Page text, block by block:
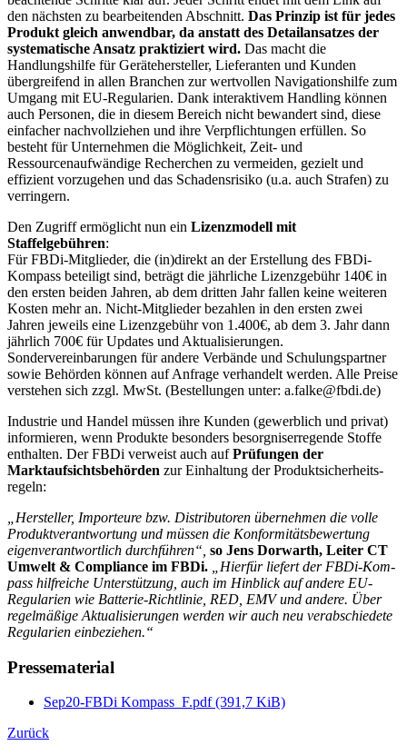
den nächsten zu bearbeitenden Abschnitt. Das Prinzip ist für jedes
Produkt gleich anwendbar, da anstatt des Detailansatzes der
systema­ti­sche Ansatz praktiziert wird. Das macht die
Handlungshilfe für Gerätehersteller, Lieferanten und Kunden
übergreifend in allen Branchen zur wertvollen Navigationshil­fe zum
Umgang mit EU-Regularien. Dank interaktivem Handling können
auch Perso­nen, die in diesem Bereich nicht bewandert sind, diese
einfacher nachvollziehen und ihre Verpflichtungen erfüllen. So
besteht für Unternehmen die Möglichkeit, Zeit- und
Ressourcenaufwändige Recherchen zu vermeiden, gezielt und
effizient vorzugehen und das Schadensrisiko (u.a. auch Strafen) zu
verringern.
Den Zugriff ermöglicht nun ein Lizenzmodell mit
Staffelgebühren:
Für FBDi-Mitglieder, die (in)direkt an der Erstellung des FBDi-
Kompass beteiligt sind, beträgt die jährliche Lizenzgebühr 140€ in
den ersten beiden Jahren, ab dem dritten Jahr fallen keine weiteren
Kosten mehr an. Nicht-Mitglieder bezahlen in den ersten zwei
Jahren jeweils eine Lizenzgebühr von 1.400€, ab dem 3. Jahr dann
jährlich 700€ für Updates und Aktualisierungen.
Sondervereinbarungen für andere Verbände und Schulungspartner
sowie Behörden können auf Anfrage verhandelt werden. Alle Preise
verstehen sich zzgl. MwSt. (Bestellungen unter: a.falke@fbdi.de)
Industrie und Handel müssen ihre Kunden (gewerblich und privat)
informieren, wenn Produkte besonders besorgniserregende Stoffe
enthalten. Der FBDi verweist auch aufPrüfungen der
Marktaufsichtsbehörden zur Einhaltung der Produktsicherheits­
regeln:
„Hersteller, Importeure bzw. Distributoren übernehmen die volle
Produktverantwortung und müssen die Konformitätsbewertung
eigenverantwortlich durchführen“, so Jens Dorwarth, Leiter CT
Umwelt & Compliance im FBDi. „Hierfür liefert der FBDi-Kom­
pass hilfreiche Unterstützung, auch im Hinblick auf andere EU-
Regularien wie Batterie-Richtlinie, RED, EMV und andere. Über
regelmäßige Aktualisierungen werden wir auch neu verabschiedete
Regularien einbeziehen.“
Pressematerial
Sep20-FBDi Kompass_F.pdf(391,7 KiB)
Zurück